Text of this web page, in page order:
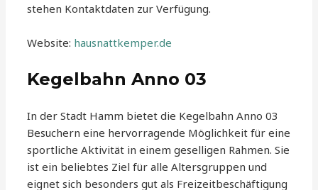
stehen Kontaktdaten zur Verfügung.
Website: hausnattkemper.de
Kegelbahn Anno 03
In der Stadt Hamm bietet die Kegelbahn Anno 03
Besuchern eine hervorragende Möglichkeit für eine
sportliche Aktivität in einem geselligen Rahmen. Sie
ist ein beliebtes Ziel für alle Altersgruppen und
eignet sich besonders gut als Freizeitbeschäftigung